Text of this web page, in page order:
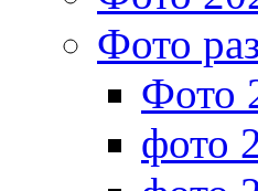
Фото
Фото
фото